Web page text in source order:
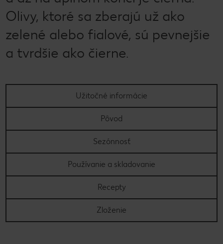
Olivy, ktoré sa zberajú už ako
zelené alebo fialové, sú pevnejšie
a tvrdšie ako čierne.
Užitočné informácie
Pôvod
Sezónnosť
Používanie a skladovanie
Recepty
Zloženie